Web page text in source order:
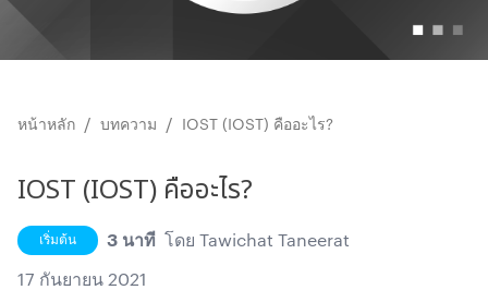
หน้าหลัก / บทความ / IOST (IOST) คืออะไร?
IOST (IOST) คืออะไร?
เริ่มต้น 3 นาที โดย Tawichat Taneerat
17 กันยายน 2021